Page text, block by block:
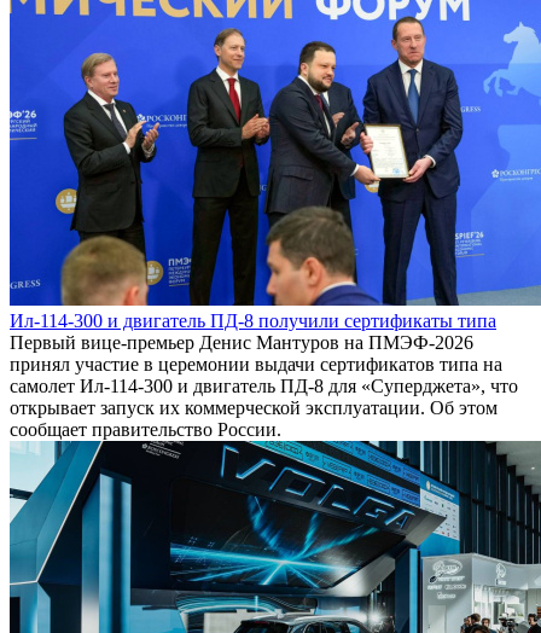
Ил-114-300 и двигатель ПД-8 получили сертификаты типа
Первый вице-премьер Денис Мантуров на ПМЭФ-2026
принял участие в церемонии выдачи сертификатов типа на
самолет Ил-114-300 и двигатель ПД-8 для «Суперджета», что
открывает запуск их коммерческой эксплуатации. Об этом
сообщает правительство России.